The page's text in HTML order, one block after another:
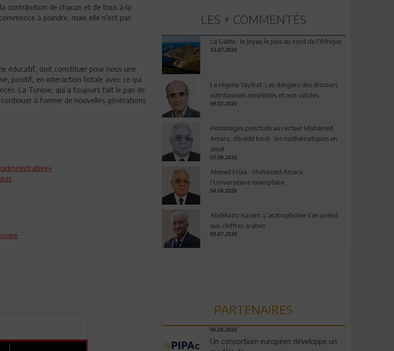
contribution de chacun et de tous à la
à poindre, mais elle n’est pas
éducatif, doit constituer pour nous une
positif, en interaction totale avec ce qui
La Tunisie, qui a toujours fait le pari de
à former de nouvelles générations
LES + COMMENTÉS
La Galite : le joyau le plus au nord de l'Afrique
12.07.2026
Le régime Tayibat: Les dangers des discours
nutritionnels simplistes et non validés
09.07.2026
Hommages ponctués au recteur Mohamed
Amara, décédé lundi : les mathématiques en
deuil
03.08.2026
Ahmed Friaa - Mohamed Amara:
l’Universitaire exemplaire
04.08.2026
Abdelaziz Kacem: L’arabophobie s’en prend
aux chiffres arabes
09.07.2026
PARTENAIRES
06.08.2026
Un consortium européen développe un